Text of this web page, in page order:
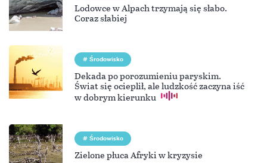
Lodowce w Alpach trzymają się słabo.
Coraz słabiej
Środowisko
Dekada po porozumieniu paryskim.
Świat się ocieplił, ale ludzkość zaczyna iść
w dobrym kierunku
Środowisko
Zielone płuca Afryki w kryzysie